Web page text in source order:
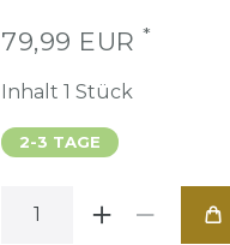
79,99 EUR *
Inhalt 1 Stück
2-3 TAGE